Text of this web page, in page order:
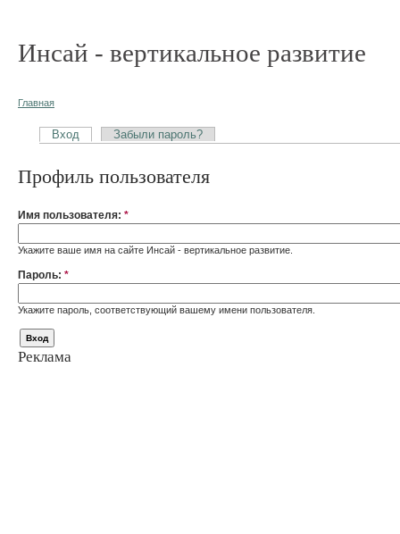
Инсай - вертикальное развитие
Главная
Вход Забыли пароль?
Профиль пользователя
Имя пользователя: *
Укажите ваше имя на сайте Инсай - вертикальное развитие.
Пароль: *
Укажите пароль, соответствующий вашему имени пользователя.
Реклама